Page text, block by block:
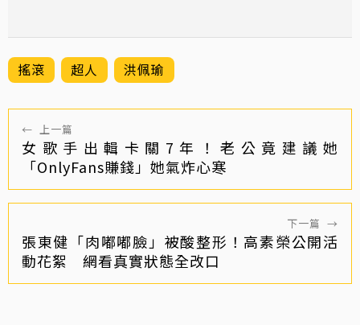
搖滾 超人 洪佩瑜
← 上一篇
女歌手出輯卡關7年！老公竟建議她
「OnlyFans賺錢」她氣炸心寒
下一篇 →
張東健「肉嘟嘟臉」被酸整形！高素榮公開活
動花絮 網看真實狀態全改口